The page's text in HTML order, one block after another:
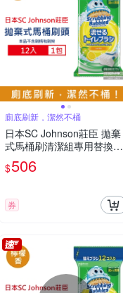
廁底刷新，潔然不桶
日本SC Johnson莊臣 拋棄
式馬桶刷清潔組專用替換刷
頭補充包12入/包(本品不含
刷柄和刷架)
$506
券